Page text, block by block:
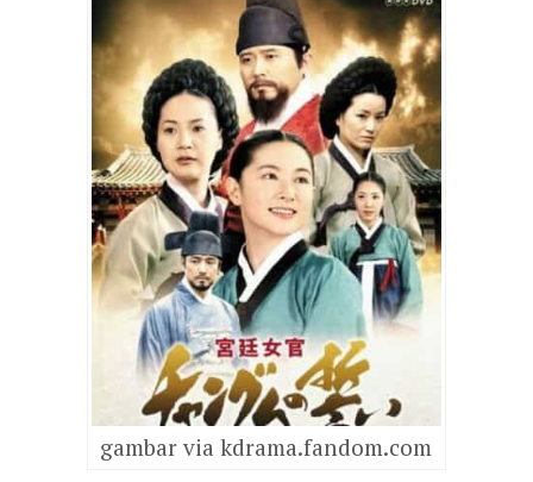
gambar via kdrama.fandom.com